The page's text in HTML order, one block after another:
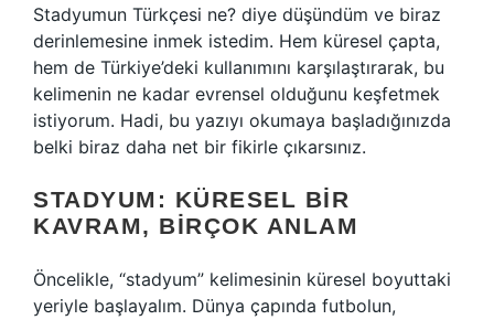
Stadyumun Türkçesi ne? diye düşündüm ve biraz
derinlemesine inmek istedim. Hem küresel çapta,
hem de Türkiye’deki kullanımını karşılaştırarak, bu
kelimenin ne kadar evrensel olduğunu keşfetmek
istiyorum. Hadi, bu yazıyı okumaya başladığınızda
belki biraz daha net bir fikirle çıkarsınız.
STADYUM: KÜRESEL BIR
KAVRAM, BIRÇOK ANLAM
Öncelikle, “stadyum” kelimesinin küresel boyuttaki
yeriyle başlayalım. Dünya çapında futbolun,